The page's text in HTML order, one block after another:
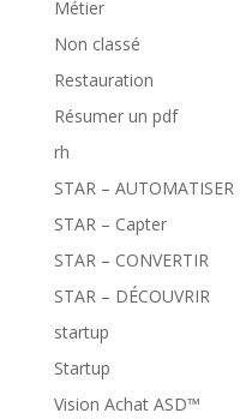
Métier
Non classé
Restauration
Résumer un pdf
rh
STAR – AUTOMATISER
STAR – Capter
STAR – CONVERTIR
STAR – DÉCOUVRIR
startup
Startup
Vision Achat ASD™